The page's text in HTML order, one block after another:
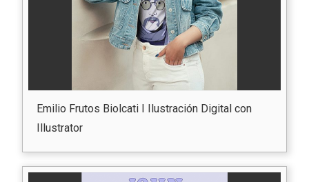
Emilio Frutos Biolcati I Ilustración Digital con
Illustrator